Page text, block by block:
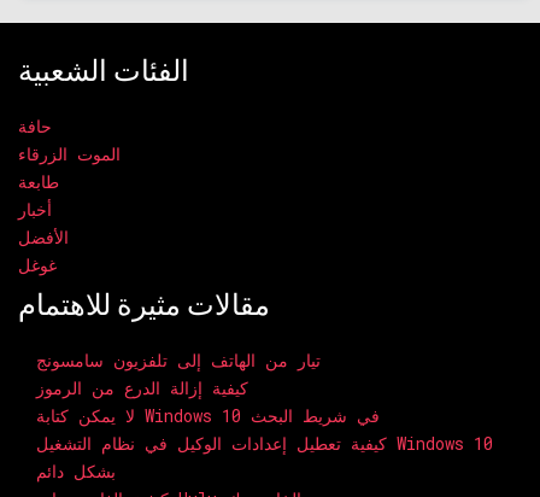
الفئات الشعبية
حافة
الموت الزرقاء
طابعة
أخبار
الأفضل
غوغل
مقالات مثيرة للاهتمام
تيار من الهاتف إلى تلفزيون سامسونج
كيفية إزالة الدرع من الرموز
لا يمكن كتابة Windows 10 في شريط البحث
كيفية تعطيل إعدادات الوكيل في نظام التشغيل Windows 10
بشكل دائم